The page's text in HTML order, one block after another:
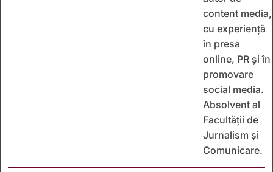
content media,
cu experiență
în presa
online, PR și în
promovare
social media.
Absolvent al
Facultății de
Jurnalism și
Comunicare.